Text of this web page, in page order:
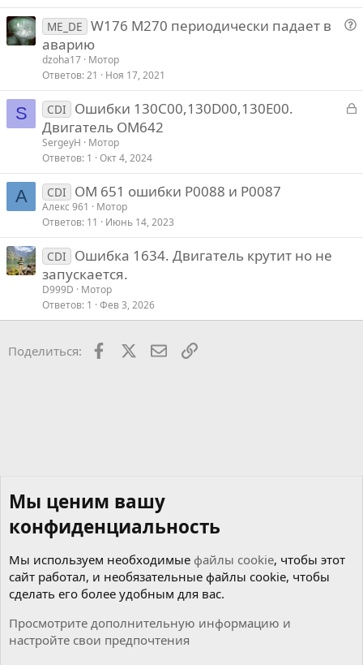
В
о
с
ME_DE W176 М270 периодически падает в
аварию
dzoha17 Мотор
Ответов 21 Ноя 17, 2021
S
З
CDI
Ошибки 130С00,130D00,130E00.
Двигатель ОМ642
SergeyH
Мотор
Ответов 1 Окт 4, 2024
А CDI ОМ 651 ошибки Р0088 и Р0087
Алекс 961
Мотор
Ответов 11 Июнь 14, 2023
CDI
Ошибка 1634. Двигатель крутит но не
запускается.
D999D
Мотор
Ответов 1 Фев 3, 2026
Поделиться: Facebook ПочтаСсылкой
Мы ценим вашу
конфиденциальность
Мы используем необходимые файлы cookie, чтобы этот
сайт работал, и необязательные файлы cookie, чтобы
сделать его более удобным для вас.
Просмотрите дополнительную информацию и
настройте свои предпочтения